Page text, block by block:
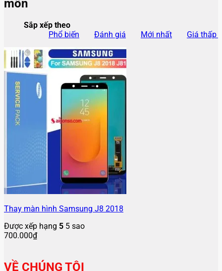
môn
Sắp xếp theo
Phổ biến
Đánh giá Mới nhất Giá thấp
Thay màn hình Samsung J8 2018
Được xếp hạng 5 5 sao
700.000₫
VỀ CHÚNG TÔI